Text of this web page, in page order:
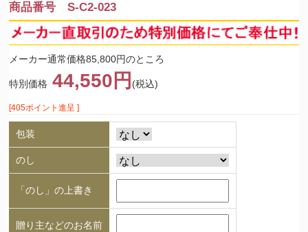
商品番号 S-C2-023
メーカー通常価格85,800円のところ
特別価格 44,550円 (税込)
[405ポイント進呈 ]
包装
のし
「のし」の上書き
贈り主などのお名前